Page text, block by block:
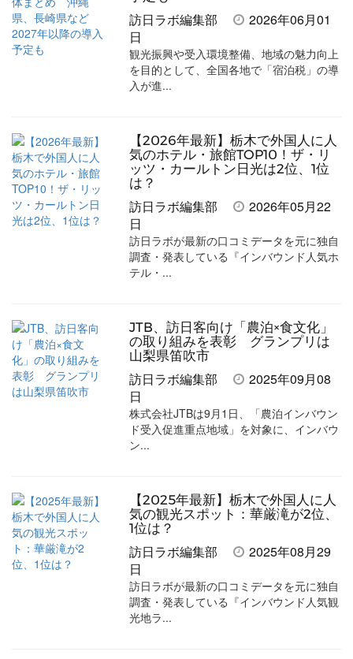
ェ
ア
マ
ー
ク
加
読
す
る
す
る
訪日ラボ編集部
2026年06月01
日
観光振興や受入環境整備、地域の魅力向上
を目的として、全国各地で「宿泊税」の導
入が進...
【2026年最新】栃木で外国人に人
気のホテル・旅館TOP10！ザ・リ
ッツ・カールトン日光は2位、1位
は？
訪日ラボ編集部
2026年05月22
日
訪日ラボが最新の口コミデータを元に独自
調査・発表している『インバウンド人気ホ
テル・...
JTB、訪日客向け「農泊×食文化」
の取り組みを表彰 グランプリは
山梨県笛吹市
訪日ラボ編集部
2025年09月08
日
株式会社JTBは9月1日、「農泊インバウン
ド受入促進重点地域」を対象に、インバウ
ン...
【2025年最新】栃木で外国人に人
気の観光スポット：華厳滝が2位、
1位は？
訪日ラボ編集部
2025年08月29
日
訪日ラボが最新の口コミデータを元に独自
調査・発表している『インバウンド人気観
光地ラ...